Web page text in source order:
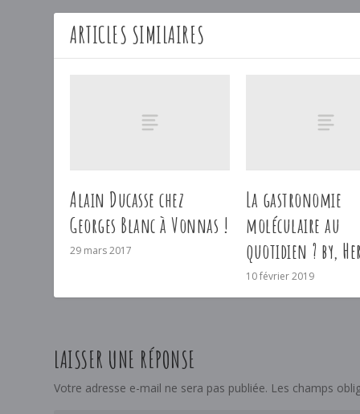
ARTICLES SIMILAIRES
Alain Ducasse chez
Georges Blanc à Vonnas !
29 mars 2017
La gastronomie
moléculaire au
quotidien ? by,
10 février 2019
LAISSER UNE RÉPONSE
Votre adresse e-mail ne sera pas publiée. Les champs